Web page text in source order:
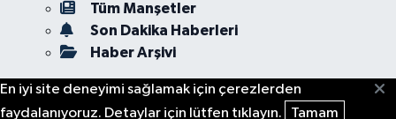
Tüm Manşetler
Son Dakika Haberleri
Haber Arşivi
En iyi site deneyimi sağlamak için çerezlerden
faydalanıyoruz. Detaylar için lütfen tıklayın.
Tamam